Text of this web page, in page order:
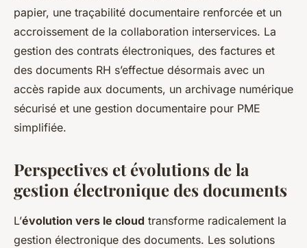
papier, une traçabilité documentaire renforcée et un
accroissement de la collaboration interservices. La
gestion des contrats électroniques, des factures et
des documents RH s’effectue désormais avec un
accès rapide aux documents, un archivage numérique
sécurisé et une gestion documentaire pour PME
simplifiée.
Perspectives et évolutions de la
gestion électronique des documents
L’évolution vers le cloud transforme radicalement la
gestion électronique des documents. Les solutions